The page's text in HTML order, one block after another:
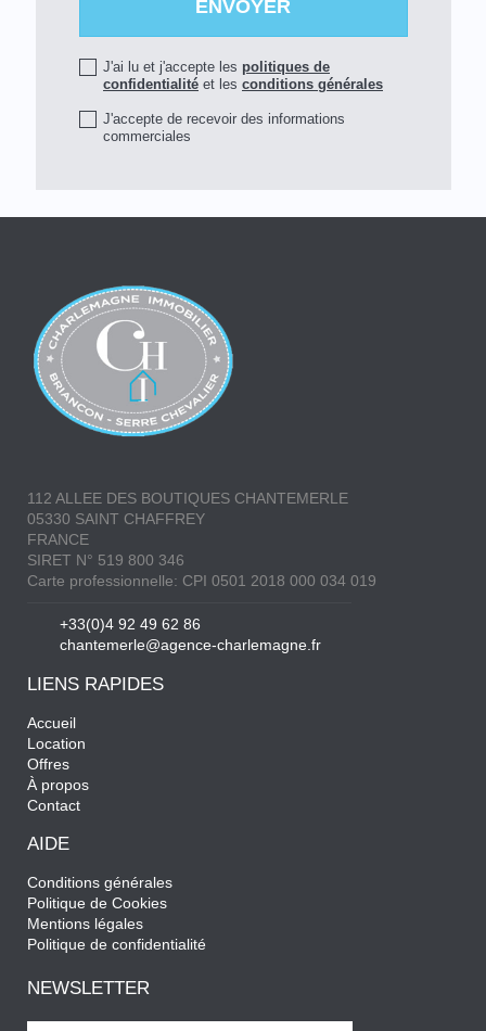
J'ai lu et j'accepte les politiques de
confidentialité et les conditions générales
J'accepte de recevoir des informations
commerciales
112 ALLEE DES BOUTIQUES CHANTEMERLE
05330 SAINT CHAFFREY
FRANCE
SIRET N° 519 800 346
Carte professionnelle: CPI 0501 2018 000 034 019
+33(0)4 92 49 62 86
chantemerle@agence-charlemagne.fr
LIENS RAPIDES
Accueil
Location
Offres
À propos
Contact
AIDE
Conditions générales
Politique de Cookies
Mentions légales
Politique de confidentialité
NEWSLETTER